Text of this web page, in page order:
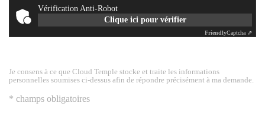
Vérification Anti-Robot
Clique ici pour vérifier
FriendlyCaptcha ⇗
Je consens à ce que Cloud Temple stocke et traite les informations
personnelles soumises ci-dessus afin de répondre précisément à ma demande.
* champs obligatoires